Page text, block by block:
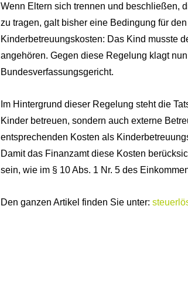
Wenn Eltern sich trennen und beschließen,
zu tragen, galt bisher eine Bedingung für
Kinderbetreuungskosten: Das Kind musste
angehören. Gegen diese Regelung klagt
Bundesverfassungsgericht.
Im Hintergrund dieser Regelung steht die
Kinder betreuen, sondern auch externe
entsprechenden Kosten als
Damit das Finanzamt diese Kosten
sein, wie im § 10 Abs. 1 Nr. 5 des
Den ganzen Artikel finden Sie unter: